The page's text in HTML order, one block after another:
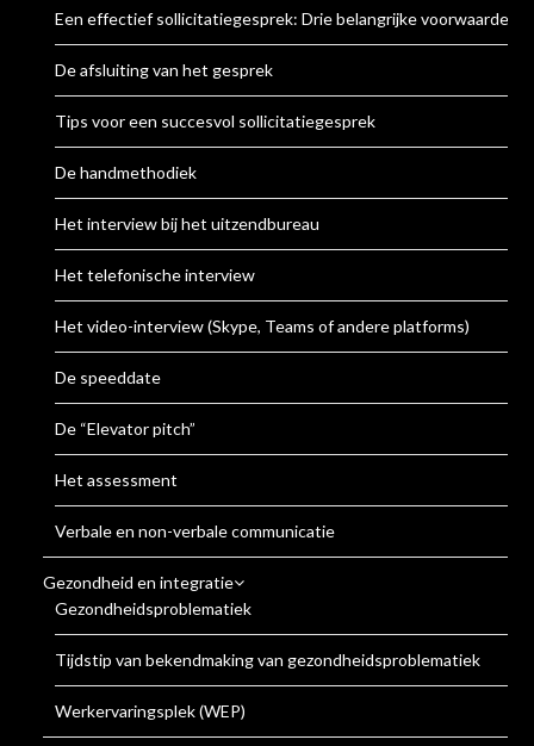
Een effectief sollicitatiegesprek: Drie belangrijke voorwaarden
De afsluiting van het gesprek
Tips voor een succesvol sollicitatiegesprek
De handmethodiek
Het interview bij het uitzendbureau
Het telefonische interview
Het video-interview (Skype, Teams of andere platforms)
De speeddate
De “Elevator pitch”
Het assessment
Verbale en non-verbale communicatie
Gezondheid en integratie
Gezondheidsproblematiek
Tijdstip van bekendmaking van gezondheidsproblematiek
Werkervaringsplek (WEP)